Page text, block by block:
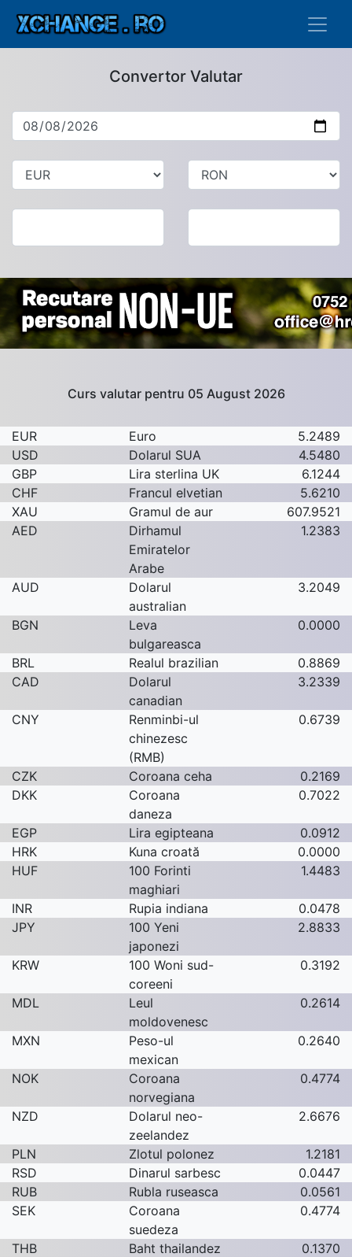
Convertor Valutar
Curs valutar pentru 05 August 2026
EUR Euro
5.2489
USD
Dolarul SUA
4.5480
GBP
Lira sterlina UK
6.1244
CHF
Francul elvetian
5.6210
XAU
Gramul de aur
607.9521
AED
Dirhamul
Emiratelor
Arabe
1.2383
AUD
Dolarul
australian
3.2049
BGN
Leva
bulgareasca
0.0000
BRL Realul brazilian
0.8869
CAD
Dolarul
canadian
3.2339
CNY
Renminbi-ul
chinezesc
(RMB)
0.6739
CZK Coroana ceha
0.2169
DKK
Coroana
daneza
0.7022
EGP Lira egipteana
0.0912
HRK
Kuna croată
0.0000
HUF
100 Forinti
maghiari
1.4483
INR Rupia indiana
0.0478
JPY
100 Yeni
japonezi
2.8833
KRW
100 Woni sud-
coreeni
0.3192
MDL
Leul
moldovenesc
0.2614
MXN
Peso-ul
mexican
0.2640
NOK
Coroana
norvegiana
0.4774
NZD
Dolarul neo-
zeelandez
2.6676
PLN Zlotul polonez
1.2181
RSD
Dinarul sarbesc
0.0447
RUB
Rubla ruseasca
0.0561
SEK
Coroana
suedeza
0.4774
THB Baht thailandez
0.1370